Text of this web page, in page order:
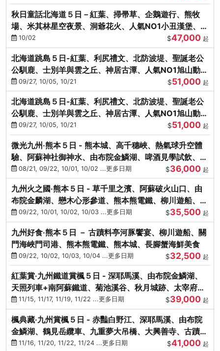
秋日童話北海道５日－紅葉、掃帚草、企鵝遊行、熊牧
場、米其林星空夜景、洞爺花火、人氣NO1小丑漢堡、螃
蟹放題(千/函)
10/02 $47,000 起
北海道跳島５日-紅葉、利尻禮文、北防波堤、聖誕老公
公馴鹿、士別羊與雲之丘、神居古潭、人氣NO1旭山動物
園、海膽涮涮鍋
09/27, 10/05, 10/21 $51,000 起
北海道跳島５日-紅葉、利尻禮文、北防波堤、聖誕老公
公馴鹿、士別羊與雲之丘、神居古潭、人氣NO1旭山動物
園、海膽涮涮鍋
09/27, 10/05, 10/21 $51,000 起
微光九州‧熊本５日 - 熊本城、高千穗峽、熱氣球升空體
驗、阿蘇神社御神水、由布院金鱗湖、啤酒見學試飲、豪
華海鮮盛宴
08/21, 09/22, 10/01, 10/02 ...更多日期 $36,000 起
九州火之國‧熊本５日 - 草千里之濱、阿蘇破火山口、由
布院金麟湖、戀木心形參道、熊本熊電鐵、柳川遊船、地
獄蒸DIY
09/22, 10/01, 10/02, 10/03 ...更多日期 $35,500 起
九州好食‧熊本５日 － 古蹟料亭河豚饗宴、柳川遊船、關
門海峽門司港、熊本熊電鐵、熊本城、長腳蟹海鮮美食
09/22, 10/02, 10/03, 10/04 ...更多日期 $32,500 起
紅葉賞‧九州鐵道賞楓５日 - 深耶馬溪、由布院金鱗湖、
天照列車+南阿蘇鐵道、菊池溪谷、秋月城跡、太宰府天
滿宮、竈門神社
11/15, 11/17, 11/19, 11/22 ...更多日期 $39,000 起
楓典藏‧九州賞楓５日 - 赤豔白野江、深耶馬溪、由布院
金鱗湖、鶴見岳纜車、九重夢大吊橋、大興善寺、古蹟河
豚+和牛饗宴
11/16, 11/20, 11/22, 11/24 ...更多日期 $41,000 起